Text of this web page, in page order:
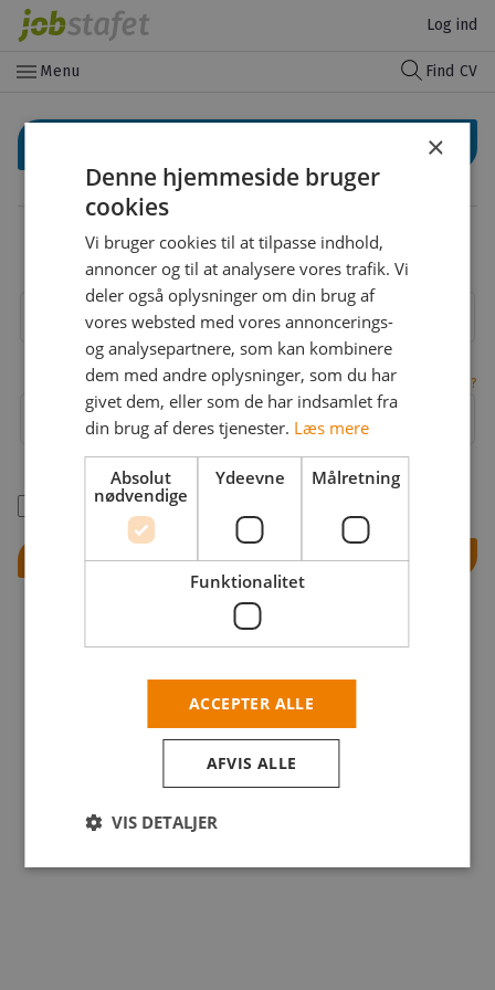
Log ind
menu Menu Find CV
Log ind med din email
Adgangskode
Glemt adgangskode?
Husk mig
Log ind
×
Denne hjemmeside bruger
cookies
Vi bruger cookies til at tilpasse indhold,
annoncer og til at analysere vores trafik. Vi
deler også oplysninger om din brug af
vores websted med vores annoncerings-
og analysepartnere, som kan kombinere
dem med andre oplysninger, som du har
givet dem, eller som de har indsamlet fra
din brug af deres tjenester. Læs mere
Absolut
nødvendige
Ydeevne Målretning
Funktionalitet
ACCEPTER ALLE
AFVIS ALLE
VIS DETALJER